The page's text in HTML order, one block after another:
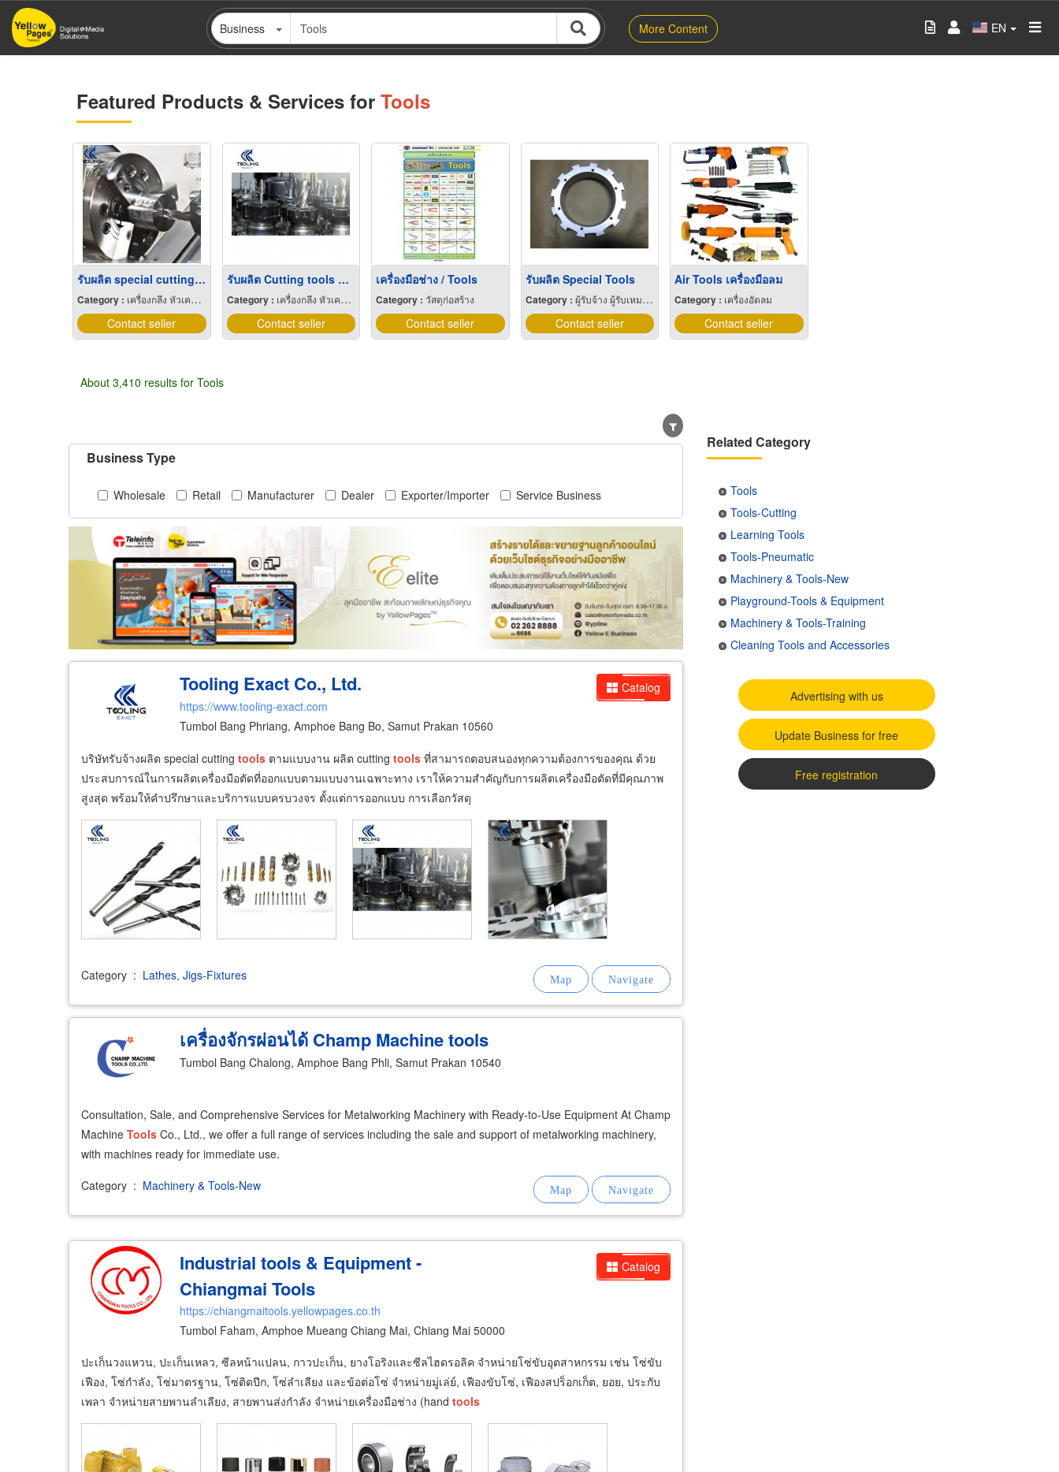
Skip
main
Business More Content EN
Featured Products & Services for Tools
รับผลิต special cutting tools
Category : เครื่องกลึง หัวเครื่องและอุปกรณ์
Contact seller
รับผลิต Cutting tools ตามแบบงาน
Category : เครื่องกลึง หัวเครื่องและอุปกรณ์
Contact seller
เครื่องมือช่าง / Tools
Category : วัสดุก่อสร้าง
Contact seller
รับผลิต Special Tools
Category : ผู้รับจ้าง ผู้รับเหมากลึง
Contact seller
Air Tools เครื่องมือลม
Category : เครื่องอัดลม
Contact seller
About 3,410 results for Tools
Business Type
Wholesale Retail Manufacturer Dealer Exporter/Importer Service Business
Catalog
Tooling Exact Co., Ltd.
https://www.tooling-exact.com
Tumbol Bang Phriang, Amphoe Bang Bo, Samut Prakan 10560
บริษัทรับจ้างผลิต special cutting tools ตามแบบงาน ผลิต cutting tools ที่สามารถตอบสนองทุกความต้องการของคุณ ด้วย
ประสบการณ์ในการผลิตเครื่องมือตัดที่ออกแบบตามแบบงานเฉพาะทาง เราให้ความสำคัญกับการผลิตเครื่องมือตัดที่มีคุณภาพ
สูงสุด พร้อมให้คำปรึกษาและบริการแบบครบวงจร ตั้งแต่การออกแบบ การเลือกวัสดุ
Category : Lathes, Jigs-Fixtures
เครื่องจักรผ่อนได้ Champ Machinetools
Tumbol Bang Chalong, Amphoe Bang Phli, Samut Prakan 10540
Consultation, Sale, and Comprehensive Services for Metalworking Machinery with Ready-to-Use Equipment At Champ
Machine Tools Co., Ltd., we offer a full range of services including the sale and support of metalworking machinery,
with machines ready for immediate use.
Category : Machinery & Tools-New
Catalog
Industrial tools & Equipment -
Chiangmai Tools
https://chiangmaitools.yellowpages.co.th
Tumbol Faham, Amphoe Mueang Chiang Mai, Chiang Mai 50000
ปะเก็นวงแหวน, ปะเก็นเหลว, ซีลหน้าแปลน, กาวปะเก็น, ยางโอริงและซีลไฮดรอลิค จำหน่ายโซ่ขับอุตสาหกรรม เช่น โซ่ขับ
เฟือง, โซ่กำลัง, โซ่มาตรฐาน, โซ่ติดปีก, โซ่ลำเลียง และข้อต่อโซ่ จำหน่ายมู่เล่ย์, เฟืองขับโซ่, เฟืองสปร็อกเก็ต, ยอย, ประกับ
เพลา จำหน่ายสายพานลำเลียง, สายพานส่งกำลัง จำหน่ายเครื่องมือช่าง (hand tools
Related Category
Tools
Tools-Cutting
Learning Tools
Tools-Pneumatic
Machinery & Tools-New
Playground-Tools & Equipment
Machinery & Tools-Training
Cleaning Tools and Accessories
Advertising with us
Update Business for free
Free registration